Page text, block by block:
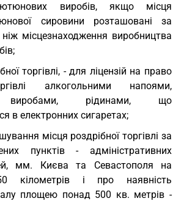
виробів, якщо місця
сировини розташовані за
місцезнаходження виробництва
торгівлі, - для ліцензій на право
алкогольними напоями,
виробами, рідинами, що
в електронних сигаретах;
місця роздрібної торгівлі за
пунктів - адміністративних
мм. Києва та Севастополя на
кілометрів і про наявність
площею понад 500 кв. метрів -